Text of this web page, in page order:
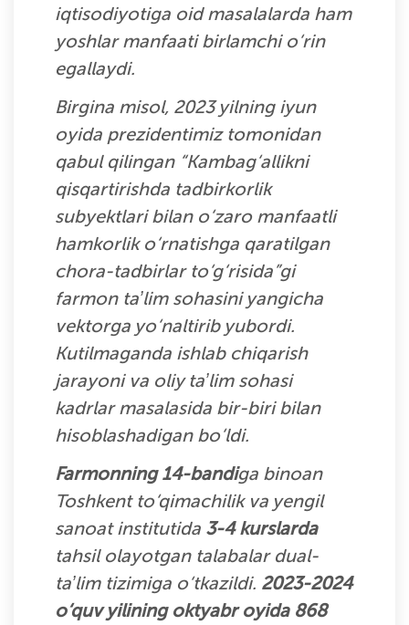
iqtisodiyotiga oid masalalarda ham
yoshlar manfaati birlamchi o‘rin
egallaydi.
Birgina misol, 2023 yilning iyun
oyida prezidentimiz tomonidan
qabul qilingan “Kambag‘allikni
qisqartirishda tadbirkorlik
subyektlari bilan o‘zaro manfaatli
hamkorlik o‘rnatishga qaratilgan
chora-tadbirlar to‘g‘risida”gi
farmon taʼlim sohasini yangicha
vektorga yo‘naltirib yubordi.
Kutilmaganda ishlab chiqarish
jarayoni va oliy taʼlim sohasi
kadrlar masalasida bir-biri bilan
hisoblashadigan bo‘ldi.
Farmonning 14-bandiga binoan
Toshkent to‘qimachilik va yengil
sanoat institutida 3-4 kurslarda
tahsil olayotgan talabalar dual-
taʼlim tizimiga o‘tkazildi. 2023-2024
o‘quv yilining oktyabr oyida 868